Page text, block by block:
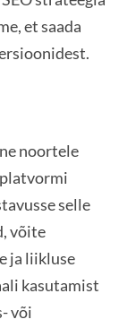
et saada
noortele
selle
võite
ja liikluse
kasutamist
või